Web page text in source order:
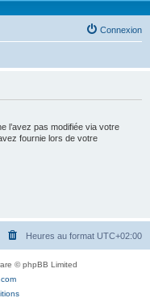
Connexion
l’avez pas modifiée via votre
fournie lors de votre
Heures au format UTC+02:00
© phpBB Limited